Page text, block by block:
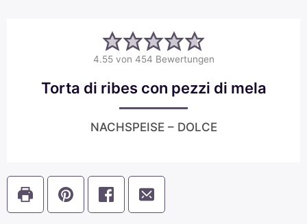
4.55von 454 Bewertungen
Torta di ribes con pezzi di mela
NACHSPEISE – DOLCE